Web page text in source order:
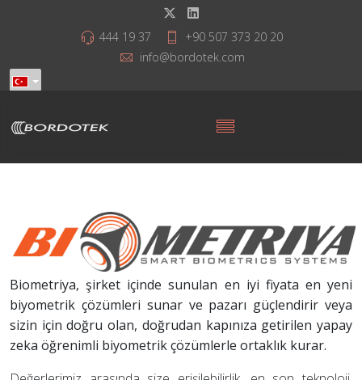
444 19 37
+90 507 373 20 20
info@bordotek.com
Biometriya, şirket içinde sunulan en iyi fiyata en yeni
biyometrik çözümleri sunar ve pazarı güçlendirir veya
sizin için doğru olan, doğrudan kapınıza getirilen yapay
zeka öğrenimli biyometrik çözümlerle ortaklık kurar.